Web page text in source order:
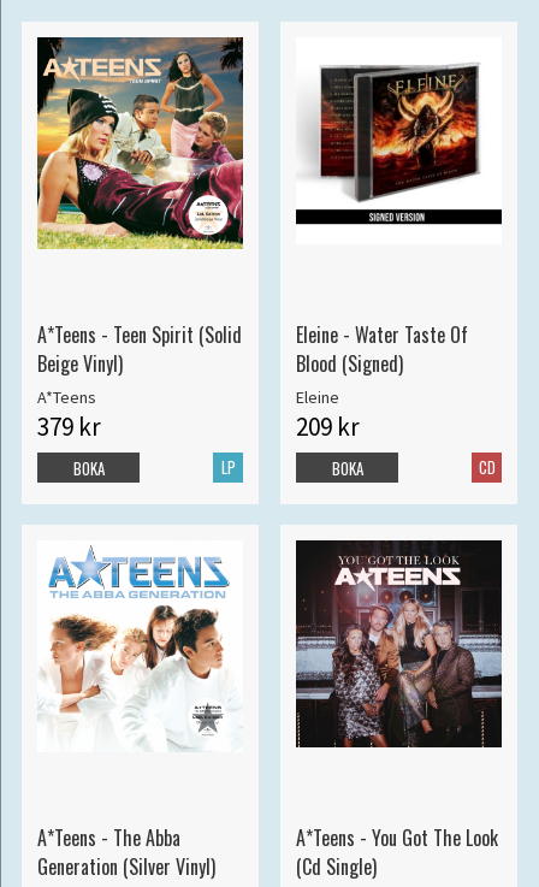
A*Teens - Teen Spirit (Solid
Beige Vinyl)
A*Teens
379 kr
LP
BOKA
Eleine - Water Taste Of
Blood (Signed)
Eleine
209 kr
CD
BOKA
A*Teens - The Abba
Generation (Silver Vinyl)
A*Teens - You Got The Look
(Cd Single)